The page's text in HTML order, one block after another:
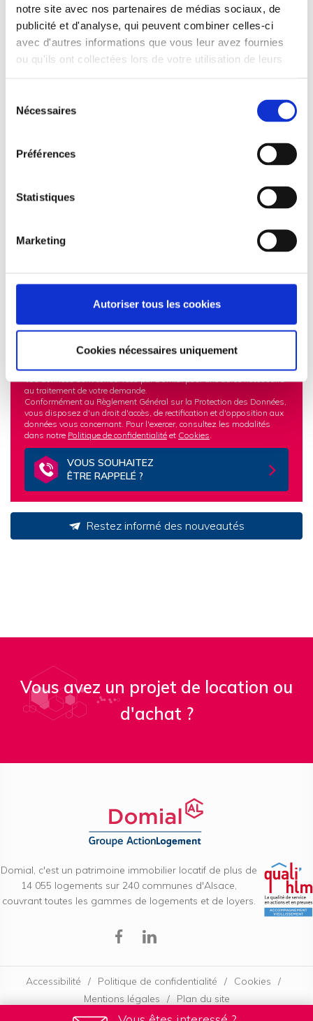
notre site avec nos partenaires de médias sociaux, de
publicité et d'analyse, qui peuvent combiner celles-ci
avec d'autres informations que vous leur avez fournies
ou qu'ils ont collectées lors de votre utilisation de leurs
Nécessaires
Préférences
Statistiques
Marketing
Autoriser tous les cookies
Cookies nécessaires uniquement
Les informations recueillies à partir de ce formulaire sont transmises
aux équipes administratives de Domial dans le but d'apporter une
réponse à votre demande de logements à louer. Vos données
personnelles ne sont en aucun cas cédées ou vendues à des tiers.
Vos données sont conservées par Domial pour une durée nécessaire
au traitement de votre demande.
Conformément au Règlement Général sur la Protection des Données,
vous disposez d'un droit d'accès, de rectification et d'opposition aux
données vous concernant. Pour l'exercer, consultez les modalités
dans notre Politique de confidentialité et Cookies.
VOUS SOUHAITEZ
ÊTRE RAPPELÉ ?
Restez informé des nouveautés
Vous avez un projet de location ou
d'achat ?
Domial, c'est un patrimoine immobilier locatif de plus de
14 055 logements sur 240 communes d'Alsace,
couvrant toutes les gammes de logements et de loyers.
Accessibilité Politique de confidentialité
Cookies
Mentions légales
Plan du site